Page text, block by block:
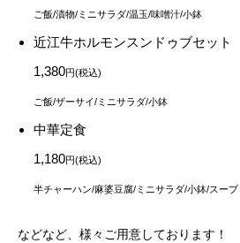
ご飯/漬物/ミニサラダ/温玉/味噌汁/小鉢
近江牛ホルモンスンドゥブセット
1,380円(税込)
ご飯/ザーサイ/ミニサラダ/小鉢
中華定食
1,180円(税込)
半チャーハン/麻婆豆腐/ミニサラダ/小鉢/スープ
などなど、様々ご用意しております！